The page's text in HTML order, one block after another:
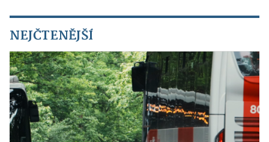
NEJČTENĚJŠÍ